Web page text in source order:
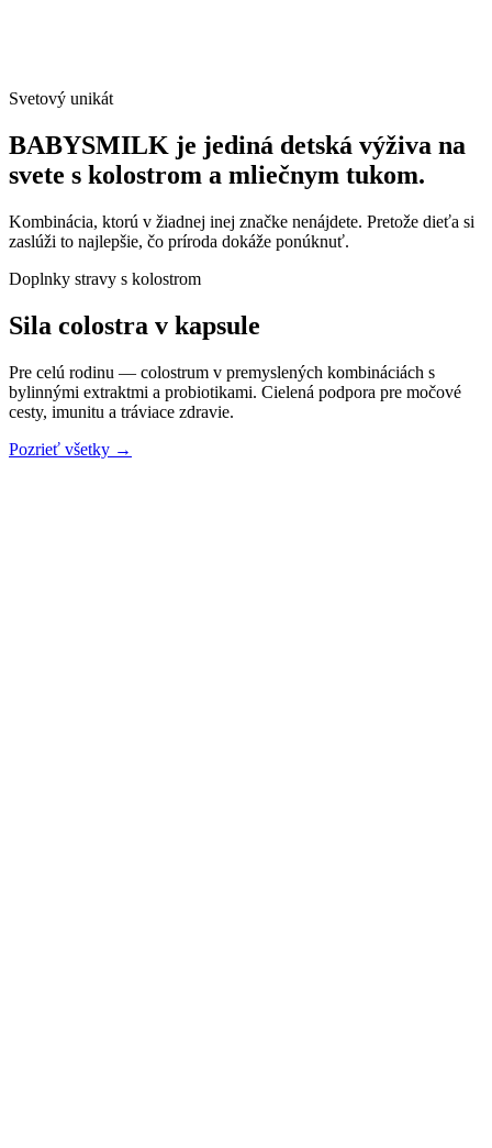
Svetový unikát
BABYSMILK je jediná detská výživa na
svete s kolostrom a mliečnym tukom.
Kombinácia, ktorú v žiadnej inej značke nenájdete. Pretože dieťa si
zaslúži to najlepšie, čo príroda dokáže ponúknuť.
Doplnky stravy s kolostrom
Sila colostra v kapsule
Pre celú rodinu — colostrum v premyslených kombináciách s
bylinnými extraktmi a probiotikami. Cielená podpora pre močové
cesty, imunitu a tráviace zdravie.
Pozrieť všetky →